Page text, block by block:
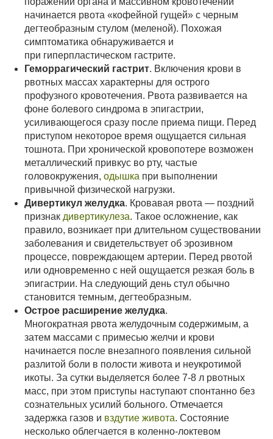
начинается рвота «кофейной гущей» с черным
дегтеобразным стулом (меленой). Похожая
симптоматика обнаруживается и
при гиперпластическом гастрите.
Геморрагический гастрит. Включения крови в
рвотных массах характерны для острого
профузного кровотечения. Рвота развивается на
фоне болевого синдрома в эпигастрии,
усиливающегося сразу после приема пищи. Перед
приступом некоторое время ощущается сильная
тошнота. При хронической кровопотере возможен
металлический привкус во рту, частые
головокружения, одышка при выполнении
привычной физической нагрузки.
Дивертикул желудка. Кровавая рвота — поздний
признак дивертикулеза. Такое осложнение, как
правило, возникает при длительном существовании
заболевания и свидетельствует об эрозивном
процессе, повреждающем артерии. Перед рвотой
или одновременно с ней ощущается резкая боль в
эпигастрии. На следующий день стул обычно
становится темным, дегтеобразным.
Острое расширение желудка.
Многократная рвота желудочным содержимым, а
затем массами с примесью желчи и крови
начинается после внезапного появления сильной
разлитой боли в полости живота и неукротимой
икоты. За сутки выделяется более 7-8 л рвотных
масс, при этом приступы наступают спонтанно без
сознательных усилий больного. Отмечается
задержка газов и вздутие живота. Состояние
несколько облегчается в коленно-локтевом